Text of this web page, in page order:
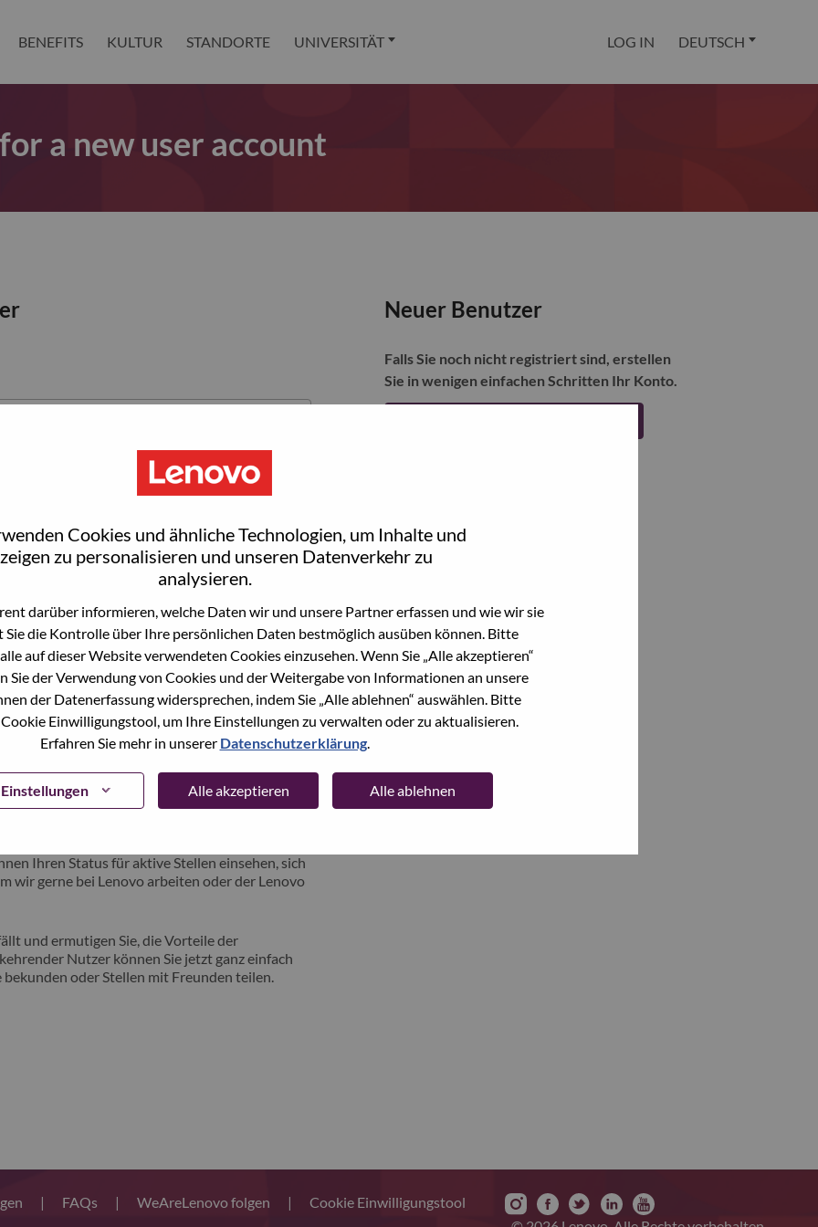
Cookies und ähnliche Technologien, um Inhalte und
zu personalisieren und unseren Datenverkehr zu
analysieren.
darüber informieren, welche Daten wir und unsere Partner erfassen und wie wir sie
Sie die Kontrolle über Ihre persönlichen Daten bestmöglich ausüben können. Bitte
auf dieser Website verwendeten Cookies einzusehen. Wenn Sie „Alle akzeptieren“
Sie der Verwendung von Cookies und der Weitergabe von Informationen an unsere
der Datenerfassung widersprechen, indem Sie „Alle ablehnen“ auswählen. Bitte
Cookie Einwilligungstool, um Ihre Einstellungen zu verwalten oder zu aktualisieren.
Erfahren Sie mehr in unserer Datenschutzerklärung.
Alle akzeptieren Alle ablehnen
BENEFITS KULTUR STANDORTE UNIVERSITÄT LOG IN DEUTSCH
a new user account
beworben haben, haben wir Ihre E-Mail in
"Passwort vergessen", um Ihr Passwort
bei der Registrierung als neuer Benutzer haben,
hrsupport@lenovo.com nd teilen Sie uns die
Screenshots mit. Bitte geben Sie in der
an. Ein Mitglied unseres Teams wird sich nach
vorstellen zu können, auf der Sie von
Ihren Status für aktive Stellen einsehen, sich
wir gerne bei Lenovo arbeiten oder der Lenovo
und ermutigen Sie, die Vorteile der
Nutzer können Sie jetzt ganz einfach
oder Stellen mit Freunden teilen.
Neuer Benutzer
Falls Sie noch nicht registriert sind, erstellen
Sie in wenigen einfachen Schritten Ihr Konto.
| FAQs | WeAreLenovo folgen |
Cookie Einwilligungstool